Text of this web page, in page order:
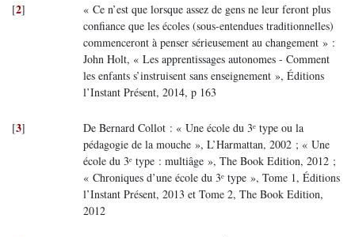
[2]
« Ce n’est que lorsque assez de gens ne leur feront plus
confiance que les écoles (sous-entendues traditionnelles)
commenceront à penser sérieusement au changement » :
John Holt, « Les apprentissages autonomes - Comment
les enfants s’instruisent sans enseignement », Éditions
l’Instant Présent, 2014, p 163
[3]
De Bernard Collot : « Une école du 3ᵉ type ou la
pédagogie de la mouche », L’Harmattan, 2002 ; « Une
école du 3ᵉ type : multiâge », The Book Edition, 2012 ;
« Chroniques d’une école du 3ᵉ type », Tome 1, Éditions
l’Instant Présent, 2013 et Tome 2, The Book Edition,
2012